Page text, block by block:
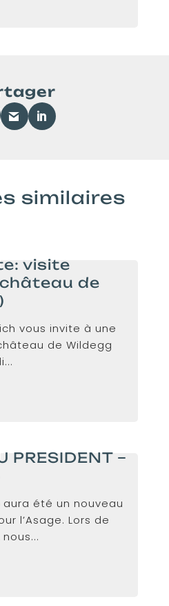
similaires
visite
de
vous invite à une
de Wildegg
PRESIDENT –
aura été un nouveau
l’Asage. Lors de